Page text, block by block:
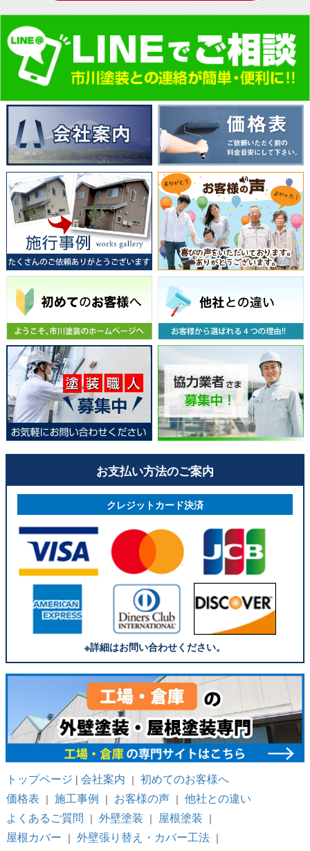
お支払い方法のご案内
クレジットカード決済
※詳細はお問い合わせください。
トップページ | 会社案内 ｜ 初めてのお客様へ
価格表 ｜ 施工事例 ｜ お客様の声｜ 他社との違い
よくあるご質問 ｜ 外壁塗装 ｜ 屋根塗装 ｜
屋根カバー ｜ 外壁張り替え・カバー工法｜